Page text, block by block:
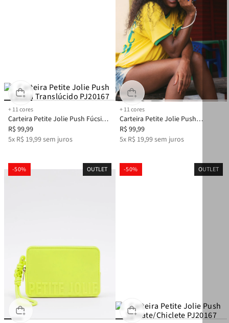
+11cores
Carteira Petite Jolie Push Fúcsia
Translúcido PJ20167
R$ 99,99
5x R$ 19,99sem juros
+11cores
Carteira Petite Jolie Push
Royal/Amarelo PJ20167
R$ 99,99
5x R$ 19,99sem juros
-50% OUTLET -50% OUTLET